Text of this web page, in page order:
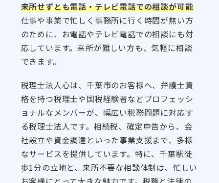
来所せずとも電話・テレビ電話での相談が可能
仕事や事業で忙しく事務所に行く時間が無い方
のために、お電話やテレビ電話での相談にも対
応しています。来所が難しい方も、気軽に相談
できます。
税理士法人心は、千葉市のお客様へ、弁護士資
格を持つ税理士や国税経験者などプロフェッシ
ョナルなメンバーが、幅広い税務問題に対応す
る税理士法人です。相続税、確定申告から、会
社設立や資金調達といった事業支援まで、多様
なサービスを提供しています。特に、千葉駅徒
歩1分の立地と、来所不要な相談体制は、忙しい